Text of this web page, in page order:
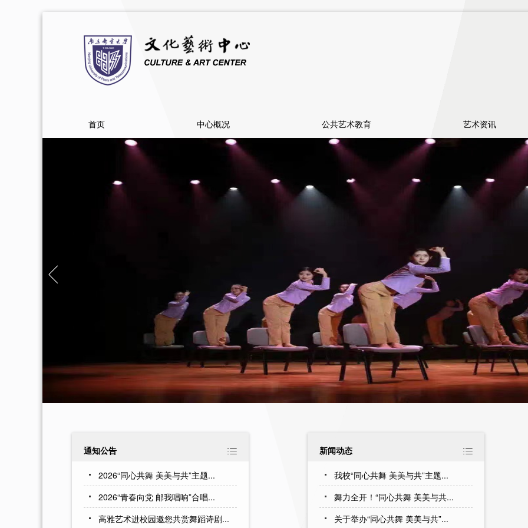
首页 中心概况 公共艺术教育 艺术资讯
通知公告 
2026“同心共舞 美美与共”主题...
2026“青春向党 邮我唱响”合唱...
高雅艺术进校园邀您共赏舞蹈诗剧...
新闻动态 
我校“同心共舞 美美与共”主题...
舞力全开！“同心共舞 美美与共...
关于举办“同心共舞 美美与共”...